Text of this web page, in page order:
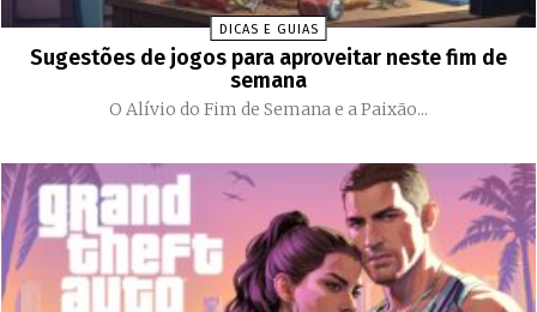
DICAS E GUIAS
Sugestões de jogos para aproveitar neste fim de
semana
O Alívio do Fim de Semana e a Paixão...